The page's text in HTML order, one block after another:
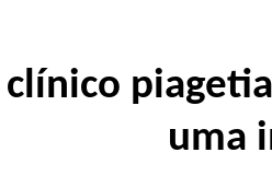
uma